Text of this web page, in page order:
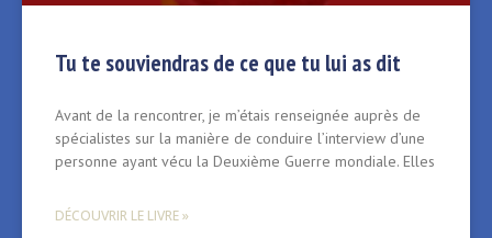
Tu te souviendras de ce que tu lui as dit
Avant de la rencontrer, je m’étais renseignée auprès de
spécialistes sur la manière de conduire l’interview d’une
personne ayant vécu la Deuxième Guerre mondiale. Elles
DÉCOUVRIR LE LIVRE »